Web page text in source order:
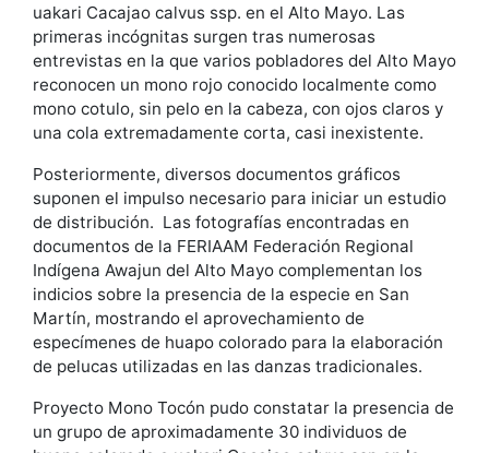
uakari Cacajao calvus ssp. en el Alto Mayo. Las
primeras incógnitas surgen tras numerosas
entrevistas en la que varios pobladores del Alto Mayo
reconocen un mono rojo conocido localmente como
mono cotulo, sin pelo en la cabeza, con ojos claros y
una cola extremadamente corta, casi inexistente.
Posteriormente, diversos documentos gráficos
suponen el impulso necesario para iniciar un estudio
de distribución. Las fotografías encontradas en
documentos de la FERIAAM Federación Regional
Indígena Awajun del Alto Mayo complementan los
indicios sobre la presencia de la especie en San
Martín, mostrando el aprovechamiento de
especímenes de huapo colorado para la elaboración
de pelucas utilizadas en las danzas tradicionales.
Proyecto Mono Tocón pudo constatar la presencia de
un grupo de aproximadamente 30 individuos de